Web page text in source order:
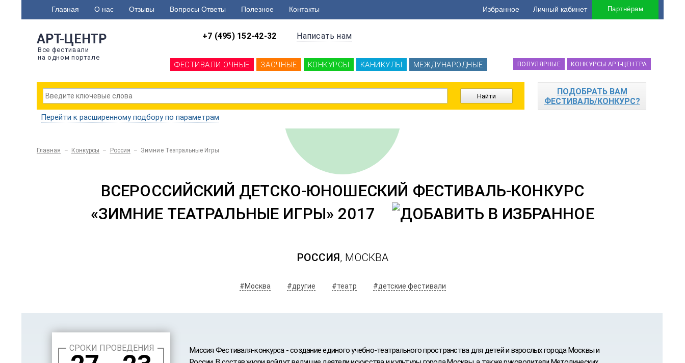
Главная О нас Отзывы Вопросы Ответы Полезное Контакты Партнёрам
Личный кабинет
Избранное
АРТ-ЦЕНТР
Все фестивали
на одном портале
+7 (495) 152-42-32 Написать нам
ФЕСТИВАЛИ ОЧНЫЕ ЗАОЧНЫЕ КОНКУРСЫ КАНИКУЛЫ МЕЖДУНАРОДНЫЕ КОНКУРСЫ АРТ-ЦЕНТРА
ПОПУЛЯРНЫЕ
ПОДОБРАТЬ ВАМ
ФЕСТИВАЛЬ/КОНКУРС?
Перейти к расширенному подбору по параметрам
Главная – Конкурсы – Россия – Зимние Театральные Игры
ВСЕРОССИЙСКИЙ ДЕТСКО-ЮНОШЕСКИЙ ФЕСТИВАЛЬ-КОНКУРС
«ЗИМНИЕ ТЕАТРАЛЬНЫЕ ИГРЫ» 2017
РОССИЯ, МОСКВА
#Москва #другие #театр #детские фестивали
СРОКИ ПРОВЕДЕНИЯ
Миссия Фестиваля-конкурса - создание единого учебно-театрального пространства для детей и взрослых города Москвы и